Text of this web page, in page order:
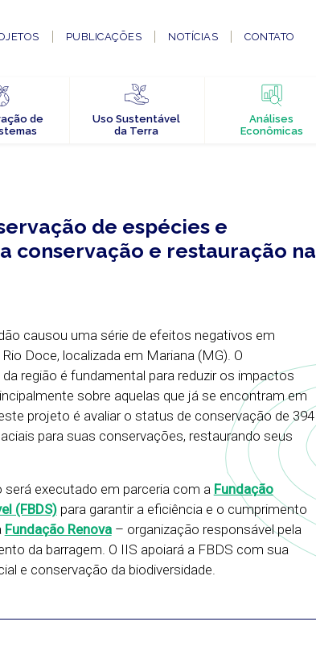
PUBLICAÇÕES NOTÍCIAS CONTATO
de
Uso Sustentável
da Terra
Análises
Econômicas
de espécies e
conservação e restauração na
causou uma série de efeitos negativos em
Doce, localizada em Mariana (MG). O
região é fundamental para reduzir os impactos
sobre aquelas que já se encontram em
projeto é avaliar o status de conservação de 394
para suas conservações, restaurando seus
executado em parceria com a Fundação
(FBDS)para garantir a eficiência e o cumprimento
Fundação Renova– organização responsável pela
da barragem. O IIS apoiará a FBDS com sua
e conservação da biodiversidade.